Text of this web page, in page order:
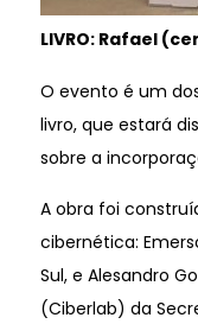
LIVRO: Rafael
O evento é um
livro, que estará
sobre a
A obra foi
cibernética:
Sul, e Alesandro
(Ciberlab) da